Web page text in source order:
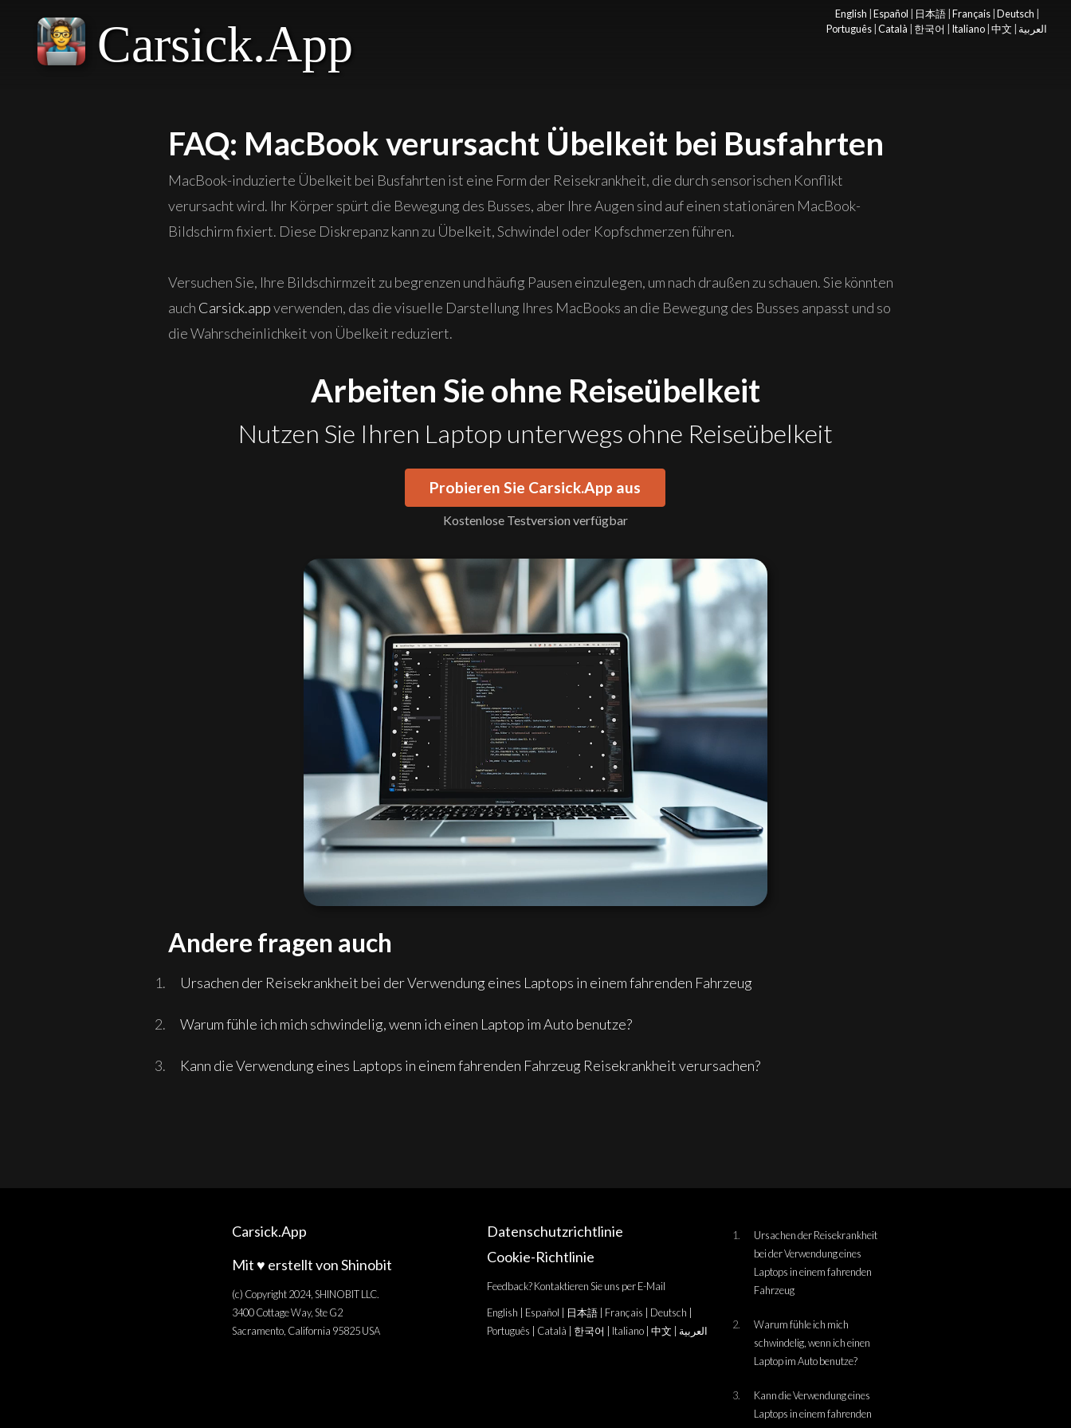
Carsick.App
English Español 日本語| Français| Deutsch
Português |Català 한국어 Italiano |中文 العربية
FAQ: MacBook verursacht Übelkeit bei Busfahrten
MacBook-induzierte Übelkeit bei Busfahrten ist eine Form der Reisekrankheit, die durch sensorischen Konflikt
verursacht wird. Ihr Körper spürt die Bewegung des Busses, aber Ihre Augen sind auf einen stationären MacBook-
Bildschirm fixiert. Diese Diskrepanz kann zu Übelkeit, Schwindel oder Kopfschmerzen führen.
Versuchen Sie, Ihre Bildschirmzeit zu begrenzen und häufig Pausen einzulegen, um nach draußen zu schauen. Sie könnten
auch Carsick.appverwenden, das die visuelle Darstellung Ihres MacBooks an die Bewegung des Busses anpasst und so
die Wahrscheinlichkeit von Übelkeit reduziert.
Arbeiten Sie ohne Reiseübelkeit
Nutzen Sie Ihren Laptop unterwegs ohne Reiseübelkeit
Probieren Sie Carsick.App aus
Kostenlose Testversion verfügbar
Andere fragen auch
Ursachen der Reisekrankheit bei der Verwendung eines Laptops in einem fahrenden Fahrzeug
Warum fühle ich mich schwindelig, wenn ich einen Laptop im Auto benutze?
Kann die Verwendung eines Laptops in einem fahrenden Fahrzeug Reisekrankheit verursachen?
Carsick.App
Mit ♥️ erstellt von Shinobit
(c) Copyright 2024, SHINOBIT LLC.
3400 Cottage Way, Ste G2
Sacramento, California 95825 USA
Datenschutzrichtlinie
Cookie-Richtlinie
Feedback? Kontaktieren Sie uns per E-Mail
English Español 日本語 Français Deutsch
Português
Català 한국어 Italiano |中文 العربية
Ursachen der Reisekrankheit
bei der Verwendung eines
Laptops in einem fahrenden
Fahrzeug
Warum fühle ich mich
schwindelig, wenn ich einen
Laptop im Auto benutze?
Kann die Verwendung eines
Laptops in einem fahrenden